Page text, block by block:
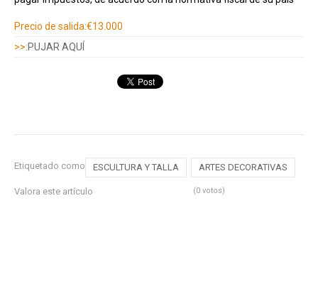
Precio de salida:€13.000
>>:PUJAR AQUÍ
Etiquetado como ESCULTURA Y TALLA ARTES DECORATIVAS
Valora este artículo (0 votos)